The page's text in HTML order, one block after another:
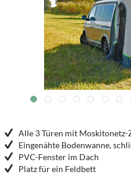
Alle 3 Türen mit
Eingenähte Bodenwanne,
PVC-Fenster im Dach
Platz für ein Feldbett